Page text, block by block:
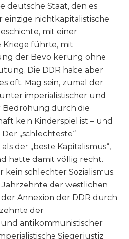
deutsche Staat, den es
einzige nichtkapitalistische
mit einer
Kriege führte, mit
der Bevölkerung ohne
Die DDR habe aber
oft. Mag sein, zumal der
imperialistischer und
durch die
kein Kinderspiel ist – und
„schlechteste“
der „beste Kapitalismus“,
hatte damit völlig recht.
kein schlechter Sozialismus.
der westlichen
Annexion der DDR durch
der
antikommunistischer
Siegerjustiz